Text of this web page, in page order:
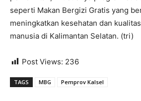
seperti Makan Bergizi Gratis yang
meningkatkan kesehatan dan
manusia di Kalimantan Selatan. (tri)
Post Views: 236
TAGS MBG Pemprov Kalsel